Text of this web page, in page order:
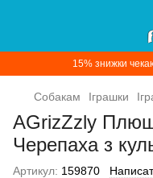
15% знижки
Собакам Іграшки
AGrizZzly
Черепаха з
Артикул: 159870